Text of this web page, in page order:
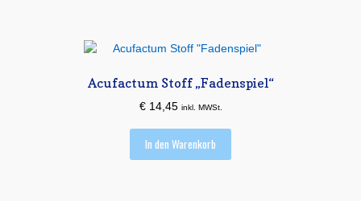
Acufactum Stoff „Fadenspiel“
€14,45 inkl. MWSt.
In den Warenkorb